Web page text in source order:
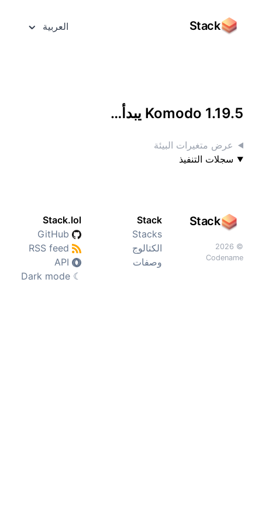
Stack العربية
Komodo 1.19.5 يبدأ…
عرض متغيرات البيئة
سجلات التنفيذ
Stack
© 2026
Codename
Stack
Stacks
الكتالوج
وصفات
Stack.lol
☾
Dark mode